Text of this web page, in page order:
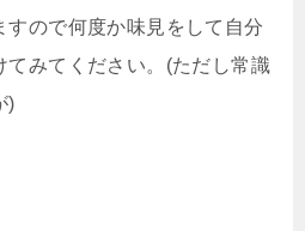
すので何度か味見をして自分
てみてください。(ただし常識
)